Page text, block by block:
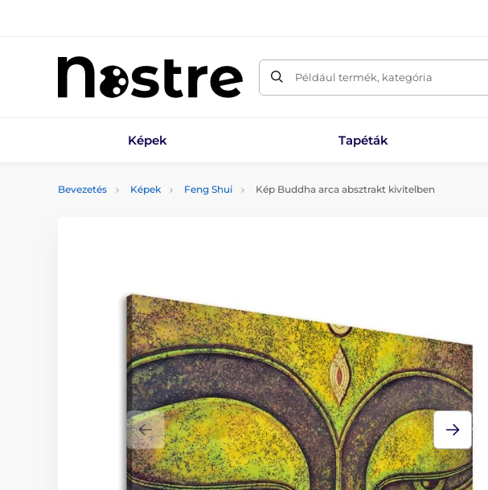
Például termék, kategória
Képek Tapéták
Bevezetés Képek Feng Shui Kép Buddha arca absztrakt kivitelben